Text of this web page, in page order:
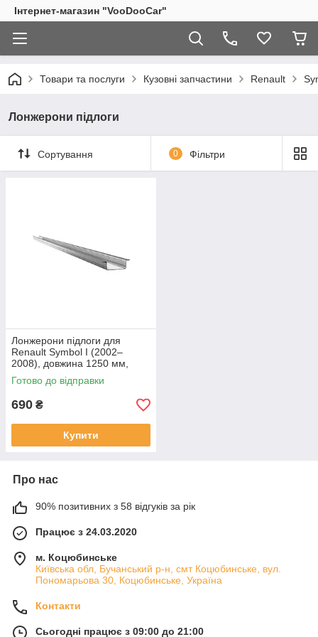
Інтернет-магазин "VooDooCar"
Товари та послуги Кузовні запчастини Renault
Лонжерони підлоги
Сортування 0 Фільтри
Лонжерони підлоги для
Renault Symbol I (2002–
2008), довжина 1250 мм,
ширина 60 мм, висота 25-40
мм
Готово до відправки
690 ₴
Купити
Про нас
90% позитивних з 58 відгуків за рік
Працює з 24.03.2020
м. Коцюбинське
Київська обл, Бучанський р-н, смт Коцюбинське, вул.
Пономарьова 30, Коцюбинське, Україна
Контакти
Сьогодні працює з 09:00 до 21:00